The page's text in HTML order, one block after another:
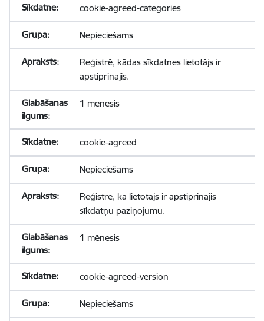
cookie-agreed-categories
Nepieciešams
Reģistrē, kādas sīkdatnes lietotājs ir
apstiprinājis.
1 mēnesis
cookie-agreed
Nepieciešams
Reģistrē, ka lietotājs ir apstiprinājis
sīkdatņu paziņojumu.
1 mēnesis
cookie-agreed-version
Nepieciešams